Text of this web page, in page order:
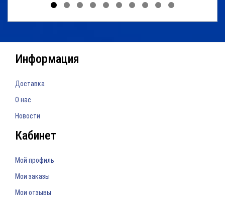
Информация
Доставка
О нас
Новости
Кабинет
Мой профиль
Мои заказы
Мои отзывы